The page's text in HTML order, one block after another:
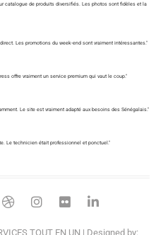
catalogue de produits diversifiés. Les photos sont fidèles et la
Les promotions du week-end sont vraiment intéressantes."
offre vraiment un service premium qui vaut le coup."
Le site est vraiment adapté aux besoins des Sénégalais."
Le technicien était professionnel et ponctuel."
dribbble
instagram
flickr
TOUT EN UN | Designed by: